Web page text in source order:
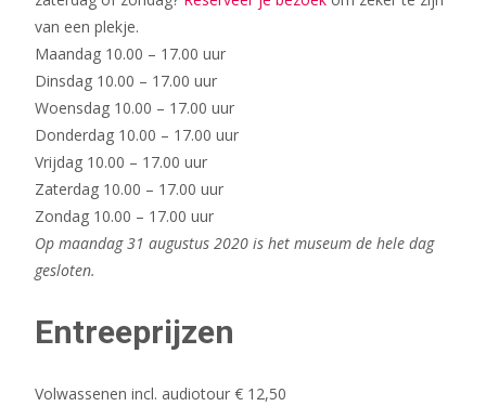
van een plekje.
Maandag 10.00 – 17.00 uur
Dinsdag 10.00 – 17.00 uur
Woensdag 10.00 – 17.00 uur
Donderdag 10.00 – 17.00 uur
Vrijdag 10.00 – 17.00 uur
Zaterdag 10.00 – 17.00 uur
Zondag 10.00 – 17.00 uur
Op maandag 31 augustus 2020 is het museum de hele dag
gesloten.
Entreeprijzen
Volwassenen incl. audiotour € 12,50